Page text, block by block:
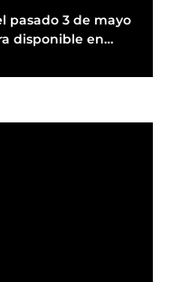
pasado 3 de mayo
disponible en…